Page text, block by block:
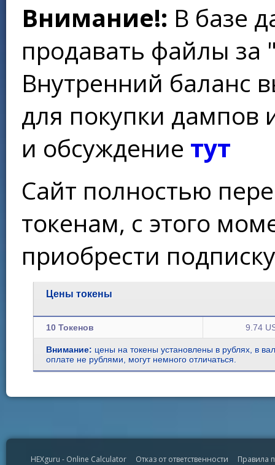
Внимание!: В базе
продавать файлы за
Внутренний баланс
для покупки дампов
и обсуждение тут
Сайт полностью
токенам, с этого
приобрести
Цены токены
10 Токенов 9.74
Внимание: цены на токены установлены в рублях, в
оплате не рублями, могут немного отличаться.
HEXguru - Online Calculator Отказ от ответственности Правила